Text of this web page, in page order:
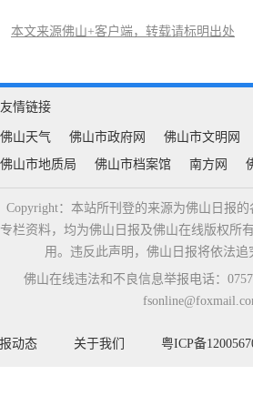
本文来源佛山+客户端，转载请标明出处
友情链接
佛山天气 佛山市政府网 佛山市文明网
佛山市地质局
佛山市档案馆 南方网
Copyright：本站所刊登的来源为佛山日报
专栏资料，均为佛山日报及佛山在线版权所
用。违反此声明，佛山日报将依法追
佛山在线违法和不良信息举报电话：
动态 关于我们 粤ICP备